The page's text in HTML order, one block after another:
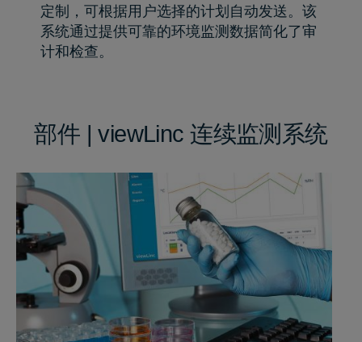
定制，可根据用户选择的计划自动发送。该
系统通过提供可靠的环境监测数据简化了审
计和检查。
部件 | viewLinc 连续监测系统